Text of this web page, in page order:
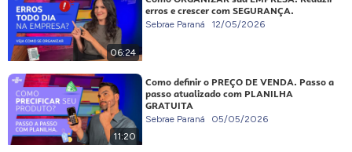
06:24
erros e crescer com SEGURANÇA.
Sebrae Paraná 12/05/2026
11:20
Como definir o PREÇO DE VENDA. Passo a
passo atualizado com PLANILHA
GRATUITA
Sebrae Paraná 05/05/2026